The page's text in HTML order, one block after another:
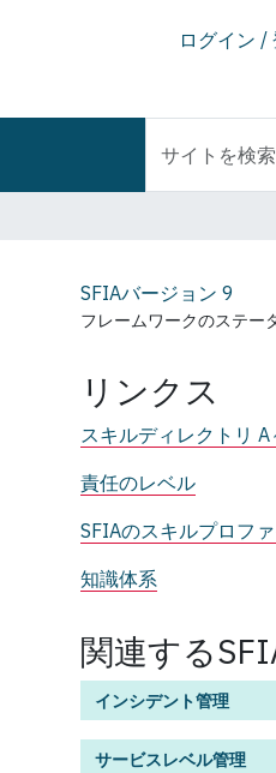
ログイン /
イ
ト
細
検
SFIAバージョン 9
フレームワークのステー
リンクス
スキルディレクトリ A
責任のレベル
SFIAのスキルプロフ
知識体系
関連する
インシデント管理
サービスレベル管理